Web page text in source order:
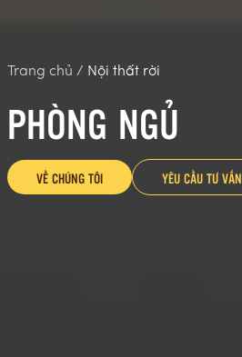
Trang chủ / Nội thất rời
PHÒNG NGỦ
VỀ CHÚNG TÔI YÊU CẦU TƯ VẤN